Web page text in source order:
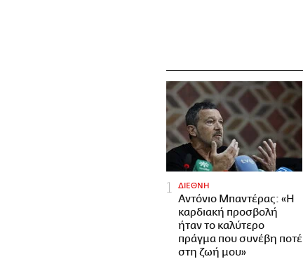
ΔΙΕΘΝΗ
Αντόνιο Μπαντέρας: «Η
καρδιακή προσβολή
ήταν το καλύτερο
πράγμα που συνέβη ποτέ
στη ζωή μου»